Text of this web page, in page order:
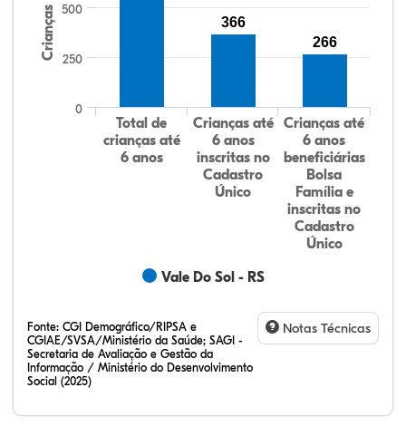
Crianças
Vale Do Sol - RS
Total de
crianças até
6 anos
Crianças até
6 anos
inscritas no
Cadastro
Único
Crianças até
6 anos
beneficiárias
Bolsa
Família e
inscritas no
Cadastro
Único
0
250
500
366
266
Fonte: CGI Demográfico/RIPSA e
CGIAE/SVSA/Ministério da Saúde; SAGI -
Secretaria de Avaliação e Gestão da
Informação / Ministério do Desenvolvimento
Social (2025)
Notas Técnicas